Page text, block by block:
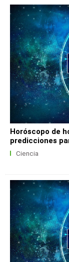
Horóscopo de
predicciones
Ciencia